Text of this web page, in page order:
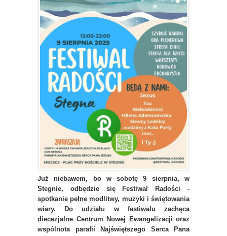
Już niebawem, bo w sobotę 9 sierpnia, w
Stegnie, odbędzie się Festiwal Radości -
spotkanie pełne modlitwy, muzyki i świętowania
wiary. Do udziału w festiwalu zachęca
diecezjalne Centrum Nowej Ewangelizacji oraz
wspólnota parafii Najświętszego Serca Pana